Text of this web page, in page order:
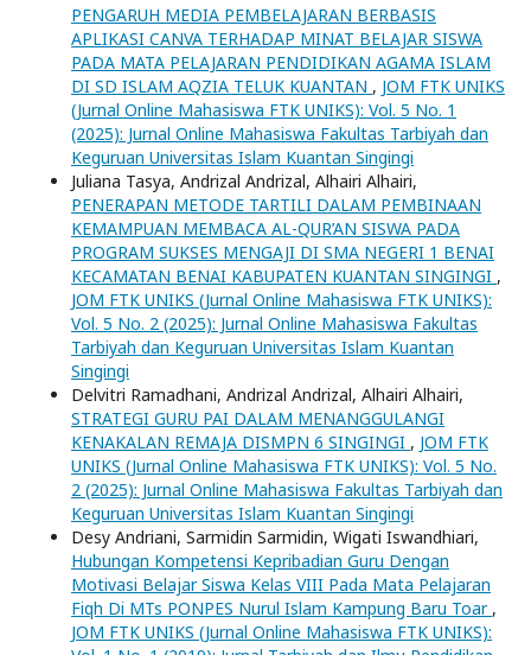
PENGARUH MEDIA PEMBELAJARAN BERBASIS
APLIKASI CANVA TERHADAP MINAT BELAJAR SISWA
PADA MATA PELAJARAN PENDIDIKAN AGAMA ISLAM
DI SD ISLAM AQZIA TELUK KUANTAN , JOM FTK UNIKS
(Jurnal Online Mahasiswa FTK UNIKS): Vol. 5 No. 1
(2025): Jurnal Online Mahasiswa Fakultas Tarbiyah dan
Keguruan Universitas Islam Kuantan Singingi
Juliana Tasya, Andrizal Andrizal, Alhairi Alhairi,
PENERAPAN METODE TARTILI DALAM PEMBINAAN
KEMAMPUAN MEMBACA AL-QUR’AN SISWA PADA
PROGRAM SUKSES MENGAJI DI SMA NEGERI 1 BENAI
KECAMATAN BENAI KABUPATEN KUANTAN SINGINGI ,
JOM FTK UNIKS (Jurnal Online Mahasiswa FTK UNIKS):
Vol. 5 No. 2 (2025): Jurnal Online Mahasiswa Fakultas
Tarbiyah dan Keguruan Universitas Islam Kuantan
Singingi
Delvitri Ramadhani, Andrizal Andrizal, Alhairi Alhairi,
STRATEGI GURU PAI DALAM MENANGGULANGI
KENAKALAN REMAJA DISMPN 6 SINGINGI , JOM FTK
UNIKS (Jurnal Online Mahasiswa FTK UNIKS): Vol. 5 No.
2 (2025): Jurnal Online Mahasiswa Fakultas Tarbiyah dan
Keguruan Universitas Islam Kuantan Singingi
Desy Andriani, Sarmidin Sarmidin, Wigati Iswandhiari,
Hubungan Kompetensi Kepribadian Guru Dengan
Motivasi Belajar Siswa Kelas VIII Pada Mata Pelajaran
Fiqh Di MTs PONPES Nurul Islam Kampung Baru Toar ,
JOM FTK UNIKS (Jurnal Online Mahasiswa FTK UNIKS):